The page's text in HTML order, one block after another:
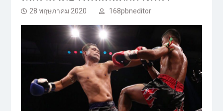
28 พฤษภาคม 2020 168pbneditor